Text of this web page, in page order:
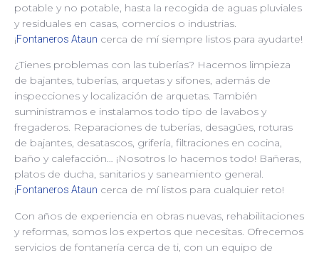
potable y no potable, hasta la recogida de aguas pluviales
y residuales en casas, comercios o industrias.
¡Fontaneros Ataun cerca de mí siempre listos para ayudarte!
¿Tienes problemas con las tuberías? Hacemos limpieza
de bajantes, tuberías, arquetas y sifones, además de
inspecciones y localización de arquetas. También
suministramos e instalamos todo tipo de lavabos y
fregaderos. Reparaciones de tuberías, desagües, roturas
de bajantes, desatascos, grifería, filtraciones en cocina,
baño y calefacción… ¡Nosotros lo hacemos todo! Bañeras,
platos de ducha, sanitarios y saneamiento general.
¡Fontaneros Ataun cerca de mí listos para cualquier reto!
Con años de experiencia en obras nuevas, rehabilitaciones
y reformas, somos los expertos que necesitas. Ofrecemos
servicios de fontanería cerca de ti, con un equipo de